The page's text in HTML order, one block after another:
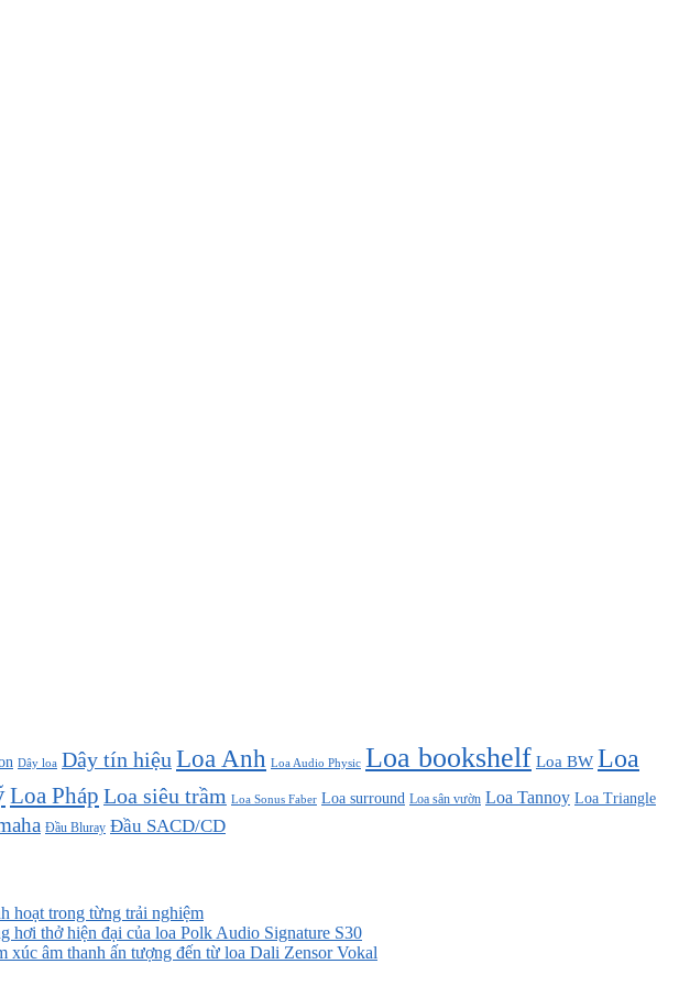
Dây loa Dây tín hiệu Loa Anh Loa Audio Physic Loa bookshelf Loa BW Loa
Loa Pháp Loa siêu trầm Loa Sonus Faber Loa surround Loa sân vườn Loa Tannoy Loa Triangle
Đầu Bluray Đầu SACD/CD
hoạt trong từng trải nghiệm
hơi thở hiện đại của loa Polk Audio Signature S30
xúc âm thanh ấn tượng đến từ loa Dali Zensor Vokal